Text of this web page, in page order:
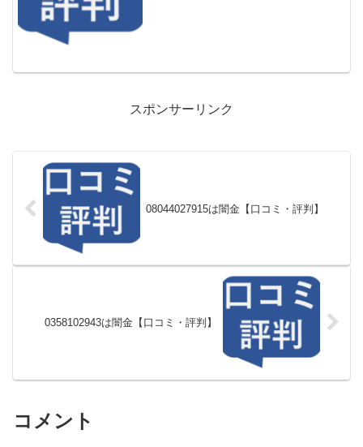
スポンサーリンク
08044027915は闇金【口コミ・評判】
0358102943は闇金【口コミ・評判】
コメント